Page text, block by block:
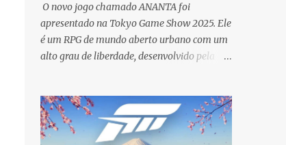
Horizon Forbidden West * Secret Lair x
Ghost of Tsushima É importante notar que
muitas dessas cartas são inéditas em Magic:
The Gathering (ou seja, são cartas com
arte nova), e serão válidas nos formatos
Commander, Legacy e Vintage. Aqui está
uma análi...
O novo jogo chamado ANANTA foi
apresentado na Tokyo Game Show 2025. Ele
é um RPG de mundo aberto urbano com um
alto grau de liberdade, desenvolvido pela
Forza Horizon 6 que se passará no Japão . O
jogo está previsto para ser lançado para PC,
PlayStation 5, Android e iOS. Foi